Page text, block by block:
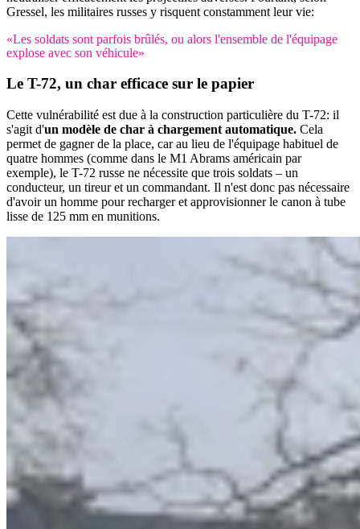
Gressel, les militaires russes y risquent constamment leur vie:
«Les soldats sont parfois brûlés, ou alors l'ensemble de l'équipage
explose avec son véhicule»
Le T-72, un char efficace sur le papier
Cette vulnérabilité est due à la construction particulière du T-72: il
s'agit d'un modèle de char à chargement automatique. Cela
permet de gagner de la place, car au lieu de l'équipage habituel de
quatre hommes (comme dans le M1 Abrams américain par
exemple), le T-72 russe ne nécessite que trois soldats – un
conducteur, un tireur et un commandant. Il n'est donc pas nécessaire
d'avoir un homme pour recharger et approvisionner le canon à tube
lisse de 125 mm en munitions.